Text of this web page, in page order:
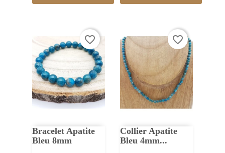
Bracelet Apatite
Bleu 8mm
favorite_border
Collier Apatite
Bleu 4mm...
favorite_border